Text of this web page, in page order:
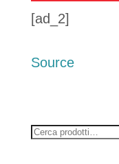
[ad_2]
Source
Cerca: